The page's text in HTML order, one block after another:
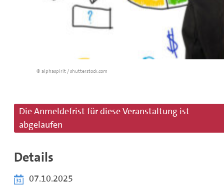
© alphaspirit / shutterstock.com
Die Anmeldefrist für diese Veranstaltung ist
abgelaufen
Details
07.10.2025